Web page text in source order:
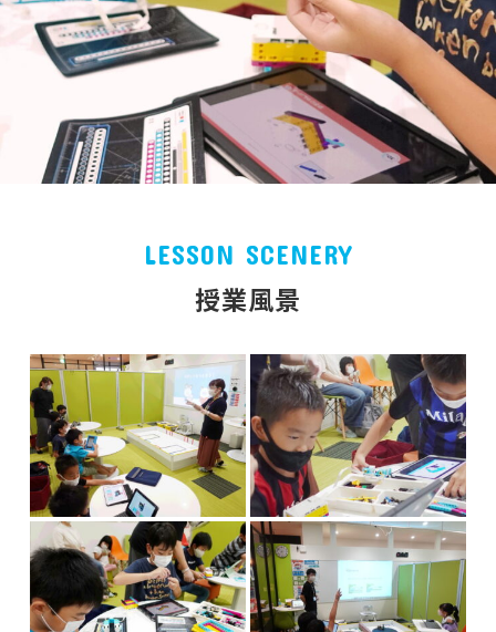
LESSON SCENERY
授業風景